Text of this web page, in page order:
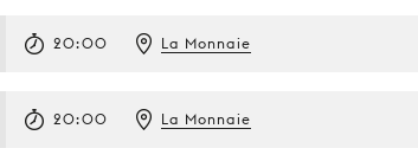
20:00 La Monnaie
20:00 La Monnaie